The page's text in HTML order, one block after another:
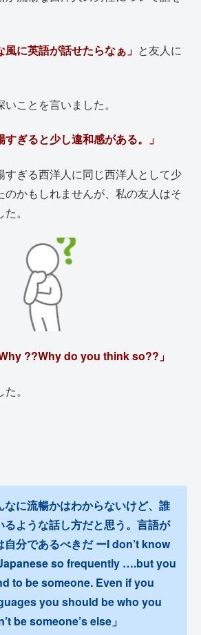
風に英語が話せたらなぁ」 と友人に
ことを言いました。
すぎると少し違和感がある。」
すぎる西洋人に同じ西洋人として少
のかもしれませんが、私の友人はそ
。
??Why do you think so??」
。
なに流暢かはわからないけど、誰
るような話し方だと思う。言語が
自分であるべきだ ーI don’t know
so frequently ….but you
to be someone. Even if you
you should be who you
be someone’s else」